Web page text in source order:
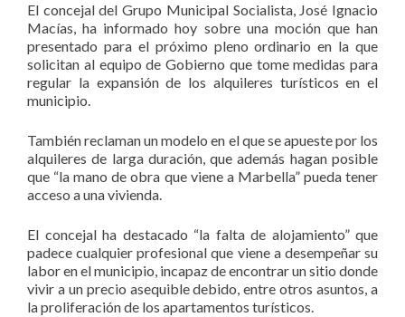
El concejal del Grupo Municipal Socialista, José Ignacio
Macías, ha informado hoy sobre una moción que han
presentado para el próximo pleno ordinario en la que
solicitan al equipo de Gobierno que tome medidas para
regular la expansión de los alquileres turísticos en el
municipio.
También reclaman un modelo en el que se apueste por los
alquileres de larga duración, que además hagan posible
que “la mano de obra que viene a Marbella” pueda tener
acceso a una vivienda.
El concejal ha destacado “la falta de alojamiento” que
padece cualquier profesional que viene a desempeñar su
labor en el municipio, incapaz de encontrar un sitio donde
vivir a un precio asequible debido, entre otros asuntos, a
la proliferación de los apartamentos turísticos.